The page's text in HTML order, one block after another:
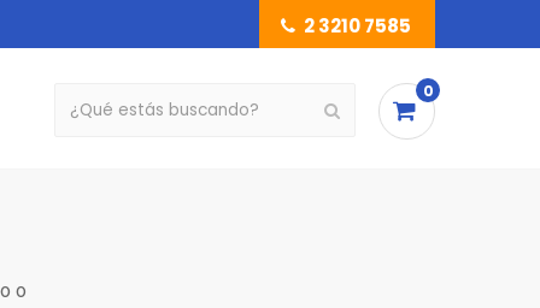
2 3210 7585
0
o